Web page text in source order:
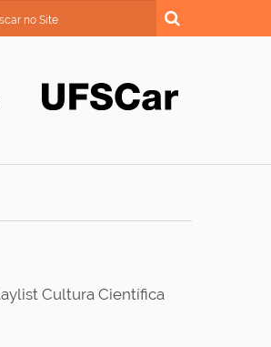
Avançada…
Cultura Científica